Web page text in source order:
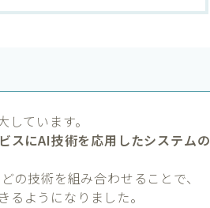
ています。
スにAI技術を応用したシステムの
の技術を組み合わせることで、
ようになりました。